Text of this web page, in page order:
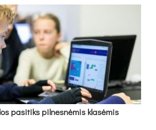
pa­si­tiks pil­nes­nė­mis kla­sė­mis